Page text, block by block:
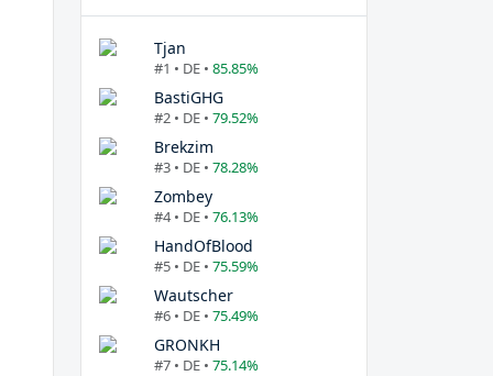
Tjan
#1 • DE • 85.85%
BastiGHG
#2 • DE • 79.52%
Brekzim
#3 • DE • 78.28%
Zombey
#4 • DE • 76.13%
HandOfBlood
#5 • DE • 75.59%
Wautscher
#6 • DE • 75.49%
GRONKH
#7 • DE • 75.14%